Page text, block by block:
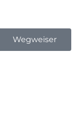
Wegweiser